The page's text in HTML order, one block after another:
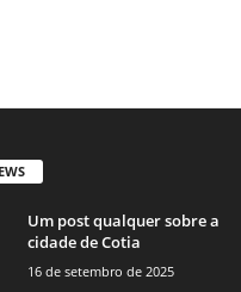
Um post qualquer sobre a
cidade de Cotia
16 de setembro de 2025